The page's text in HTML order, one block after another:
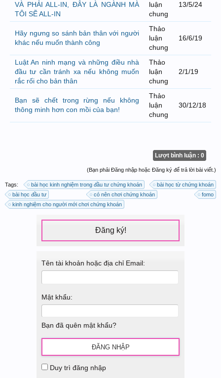
VÀ PHẢI ALL-IN, ĐÂY LÀ NGÀNH MÀ
TÔI SẼ ALL-IN
luận
chung
13/5/24
Hãy ngưng so sánh bản thân với người
khác nếu muốn thành công
Thảo
luận
chung
16/6/19
Luật An ninh mạng và những điều nhà
đầu tư cần tránh xa nếu không muốn
rắc rối cho bản thân
Thảo
luận
chung
2/1/19
Bạn sẽ chết trong rừng nếu không
thông minh hơn con mồi của bạn!
Thảo
luận
chung
30/12/18
Lượt bình luận : 0
(Bạn phải Đăng nhập hoặc Đăng ký để trả lời bài viết.)
Tags: bài học kinh nghiệm trong đầu tư chứng khoán
bài học từ chứng khoán
bài học đầu tư
có nên chơi chứng khoán
fomo
kinh nghiệm cho người mới chơi chứng khoán
Đăng ký!
Tên tài khoản hoặc địa chỉ Email:
Mật khẩu:
Bạn đã quên mật khẩu?
Duy trì đăng nhập